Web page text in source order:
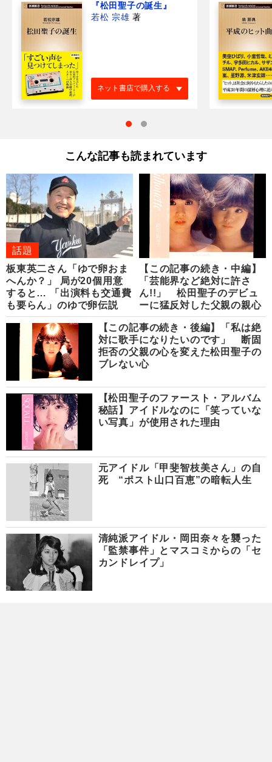
『松田聖子の誕生』
若松 宗雄 著
ネット書店で購入する
こんな記事も読まれています
話題
板東英二さん「ゆで卵おま
へんか？」 局が20個用意
すると… 「出演料も交通費
も要らん」のゆで卵伝説
【この記事の続き・中編】
「芸能界など絶対に許さ
ん!!」 松田聖子のデビュ
ーに猛反対した父親の親心
【この記事の続き・後編】「私は絶
対に歌手になりたいのです」 断固
拒否の父親の心を変えた松田聖子の
ブレない心
【松田聖子のファースト・アルバム
秘話】アイドルなのに「笑っていな
い写真」が使用された理由
元アイドル「甲斐智枝美さん」の自
死 “ポスト山口百恵”の暗転人生
清純派アイドル・岡田奈々を襲った
「監禁事件」とマスコミからの「セ
カンドレイプ」